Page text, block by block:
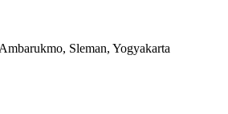
Sleman, Yogyakarta